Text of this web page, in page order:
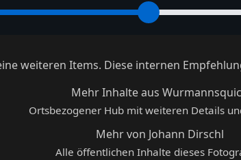
weiteren Items. Diese internen
Mehr Inhalte aus
Ortsbezogener Hub mit weiteren Details
Mehr von Johann Dirschl
Alle öffentlichen Inhalte dieses